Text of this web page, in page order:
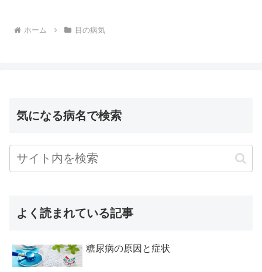
ホーム 目の病気
気になる病名で検索
よく読まれている記事
糖尿病の原因と症状